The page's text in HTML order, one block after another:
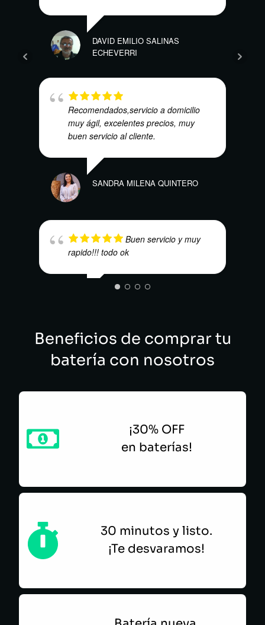
DAVID EMILIO SALINAS
ECHEVERRI
Recomendados,servicio a domicilio
muy ágil, excelentes precios, muy
buen servicio al cliente.
SANDRA MILENA QUINTERO
Buen servicio y muy
rapido!!! todo ok
Beneficios de comprar tu
batería con nosotros
¡30% OFF
en baterías!
30 minutos y listo.
¡Te desvaramos!